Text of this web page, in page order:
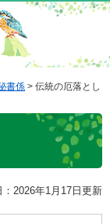
書係 > 伝統の厄落とし
：2026年1月17日更新